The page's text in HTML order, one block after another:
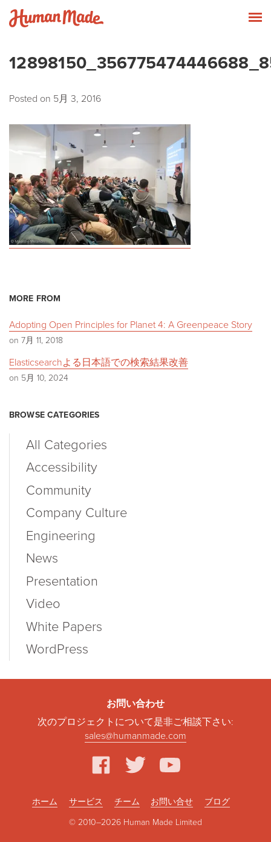
Skip to content
Posted on 5月 3, 2016
MORE FROM
Adopting Open Principles for Planet 4: A Greenpeace Story
on 7月 11, 2018
Elasticsearchよる日本語での検索結果改善
on 5月 10, 2024
BROWSE CATEGORIES
All Categories
Accessibility
Community
Company Culture
Engineering
News
Presentation
Video
White Papers
WordPress
お問い合わせ
次のプロジェクトについて是非ご相談下さい:
sales@humanmade.com
facebook
twitter
© 2010–2026 Human Made Limited
ホーム サービス チーム お問い合せ ブログ